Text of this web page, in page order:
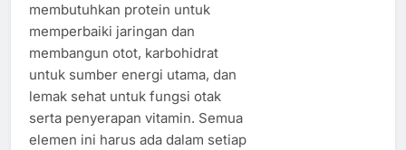
membutuhkan protein untuk
memperbaiki jaringan dan
membangun otot, karbohidrat
untuk sumber energi utama, dan
lemak sehat untuk fungsi otak
serta penyerapan vitamin. Semua
elemen ini harus ada dalam setiap